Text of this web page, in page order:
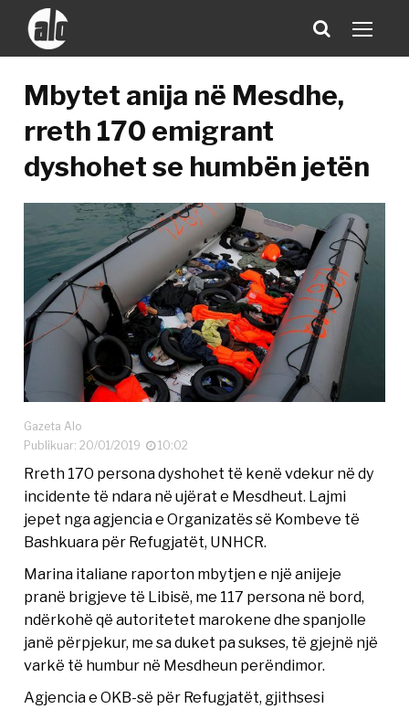
Mbytet anija në Mesdhe,
rreth 170 emigrant
dyshohet se humbën jetën
Gazeta Alo
Publikuar: 20/01/2019
10:02
Rreth 170 persona dyshohet të kenë vdekur në dy
incidente të ndara në ujërat e Mesdheut. Lajmi
jepet nga agjencia e Organizatës së Kombeve të
Bashkuara për Refugjatët, UNHCR.
Marina italiane raporton mbytjen e një anijeje
pranë brigjeve të Libisë, me 117 persona në bord,
ndërkohë që autoritetet marokene dhe spanjolle
janë përpjekur, me sa duket pa sukses, të gjejnë një
varkë të humbur në Mesdheun perëndimor.
Agjencia e OKB-së për Refugjatët, gjithsesi